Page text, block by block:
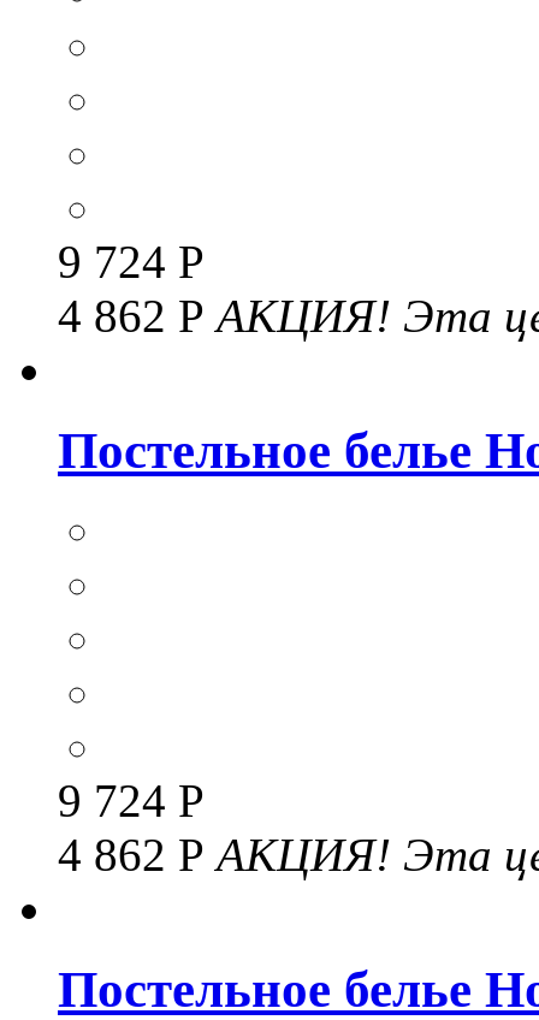
9 724 Р
4 862 РАКЦИЯ! Эта
Постельное белье
9 724 Р
4 862 РАКЦИЯ! Эта
Постельное белье